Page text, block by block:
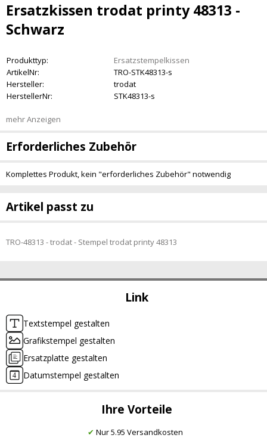
Link
Textstempel gestalten
Grafikstempel gestalten
Ersatzplatte gestalten
Datumstempel gestalten
Ihre Vorteile
✔ Nur 5.95 Versandkosten
Ersatzkissen trodat printy 48313 -
Schwarz
Produkttyp:
Ersatzstempelkissen
ArtikelNr:
TRO-STK48313-s
Hersteller:
trodat
HerstellerNr:
STK48313-s
mehr Anzeigen
Erforderliches Zubehör
Komplettes Produkt, kein "erforderliches Zubehör" notwendig
Artikel passt zu
TRO-48313 - trodat - Stempel trodat printy 48313